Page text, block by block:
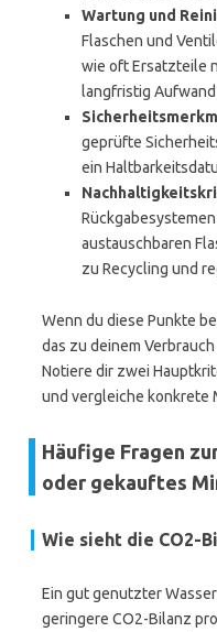
Wartung und
Flaschen und
wie oft Ersatzteile
langfristig
geprüfte
ein
austauschbaren
zu Recycling und
Wenn du diese Punkte
das zu deinem
Notiere dir zwei
und vergleiche konkrete
Häufige Fragen
oder gekauftes
Wie sieht die CO2-
Ein gut genutzter
geringere CO2-Bilanz